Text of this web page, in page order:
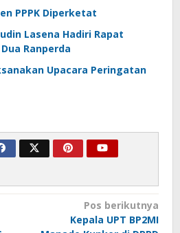
PPPK Diperketat
Lasena Hadiri Rapat
Ranperda
Upacara Peringatan
Pos berikutnya
Kepala UPT BP2MI